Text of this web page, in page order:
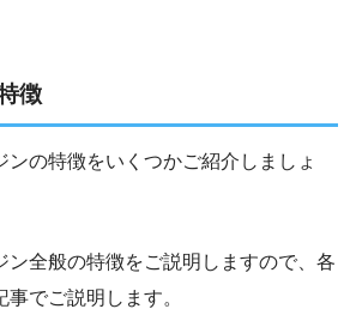
徴
ンの特徴をいくつかご紹介しましょ
ン全般の特徴をご説明しますので、各
でご説明します。